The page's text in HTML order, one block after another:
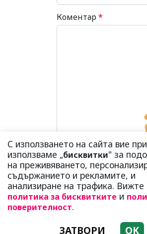
Коментар*
С използването на сайта вие
използваме „бисквитки" за
на преживяването,
съдържанието и рекламите, и
анализиране на трафика.
политика за бисквитките и
поверителност.
ЗАТВОРИ OK